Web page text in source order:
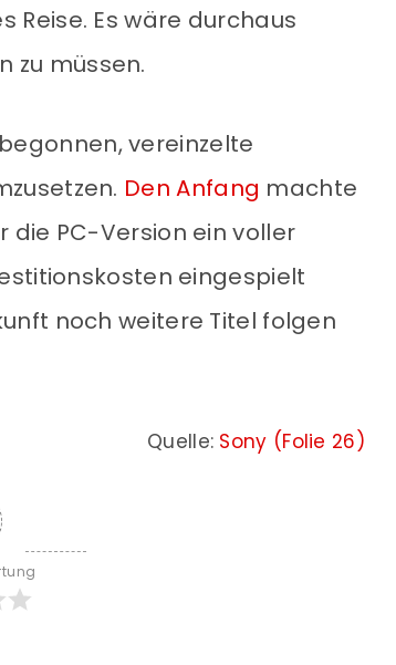
Reise. Es wäre durchaus
zu müssen.
vereinzelte
Den Anfang machte
die PC-Version ein voller
eingespielt
noch weitere Titel folgen
Quelle: Sony (Folie 26)